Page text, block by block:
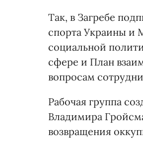
Так, в Загребе
спорта Украины и
социальной
сфере и План
вопросам
Рабочая группа
Владимира
возвращения